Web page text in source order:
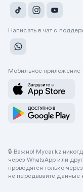
Написать в чат с
Мобильное приложение
🔒 Важно! Mycar.kz
через WhatsApp или
проводятся только
не передавайте данные